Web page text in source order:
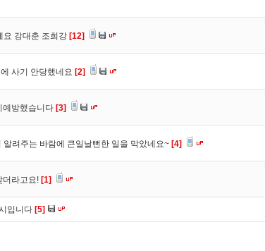
요 강대춘 조희강 [12]
사기 안당했네요 [2]
예방했습니다 [3]
려주는 바람에 큰일날뻔한 일을 막았네요~ [4]
더라고요! [1]
입니다 [5]